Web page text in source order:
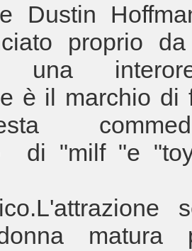
Dustin
proprio
è il marchio di
di "milf "e
matura